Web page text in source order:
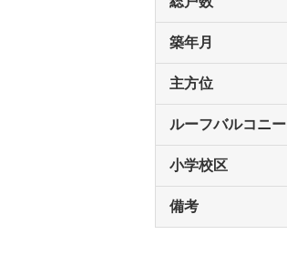
築年月
主方位
ルーフバルコニー
小学校区
備考